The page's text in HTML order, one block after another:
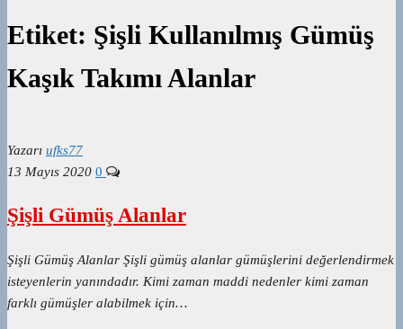
Etiket: Şişli Kullanılmış Gümüş
Kaşık Takımı Alanlar
Yazarı ufks77
13 Mayıs 2020 0
Şişli Gümüş Alanlar
Şişli Gümüş Alanlar Şişli gümüş alanlar gümüşlerini değerlendirmek
isteyenlerin yanındadır. Kimi zaman maddi nedenler kimi zaman
farklı gümüşler alabilmek için…